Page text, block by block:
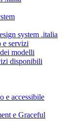
system .italia
e servizi
modelli
disponibili
e accessibile
e Graceful